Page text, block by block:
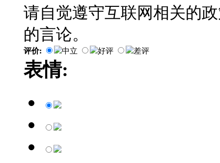
请自觉遵守互联网相关的
的言论。
评价: 中立 好评 差评
表情: